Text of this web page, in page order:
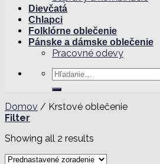
Dievčatá
Chlapci
Folklórne oblečenie
Pánske a dámske oblečenie
Pracovné odevy
Hľadať:
Domov / Krstové oblečenie
Filter
Showing all 2 results